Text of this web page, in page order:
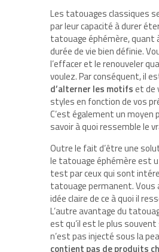
Les tatouages classiques
par leur capacité à durer
tatouage éphémère, quant
durée de vie bien définie.
l’effacer et le renouveler
voulez. Par conséquent, il
d’alterner les motifset de
styles en fonction de vos
C’est également un moyen
savoir à quoi ressemble le
Outre le fait d’être une
le tatouage éphémère est
test par ceux qui sont
tatouage permanent. Vous
idée claire de ce à quoi il
L’autre avantage du
est qu’il est le plus souvent
n’est pas injecté sous la
contient pas de produits